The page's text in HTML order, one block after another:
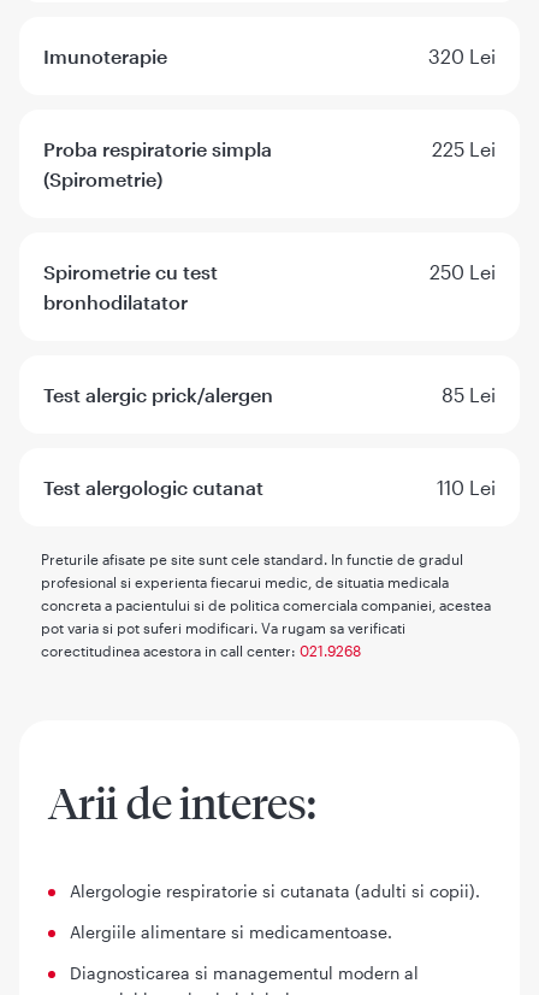
Imunoterapie 320 Lei
Proba respiratorie simpla
(Spirometrie)
225 Lei
Spirometrie cu test
bronhodilatator
250 Lei
Test alergic prick/alergen 85 Lei
Test alergologic cutanat 110 Lei
Preturile afisate pe site sunt cele standard. In functie de gradul
profesional si experienta fiecarui medic, de situatia medicala
concreta a pacientului si de politica comerciala companiei, acestea
pot varia si pot suferi modificari. Va rugam sa verificati
corectitudinea acestora in call center: 021.9268
Arii de interes:
Alergologie respiratorie si cutanata (adulti si copii).
Alergiile alimentare si medicamentoase.
Diagnosticarea si managementul modern al